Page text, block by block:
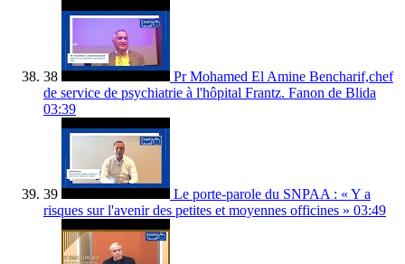
38
Pr Mohamed El Amine Bencharif,chef
de service de psychiatrie à l'hôpital Frantz. Fanon de Blida
03:39
39
Le porte-parole du SNPAA : « Y a
risques sur l'avenir des petites et moyennes officines » 03:49